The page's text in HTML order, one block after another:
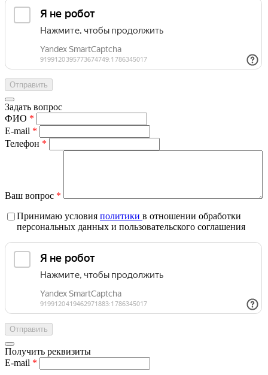
Задать вопрос
ФИО *
E-mail *
Телефон *
Ваш вопрос *
Принимаю условия политики в отношении обработки
персональных данных и пользовательского соглашения
Получить реквизиты
E-mail *